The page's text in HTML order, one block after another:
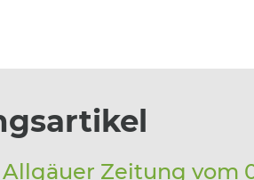
Allgäuer Zeitung vom